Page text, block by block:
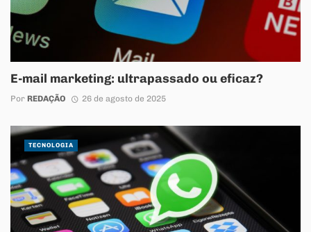
E-mail marketing: ultrapassado ou eficaz?
Por REDAÇÃO 26 de agosto de 2025
TECNOLOGIA